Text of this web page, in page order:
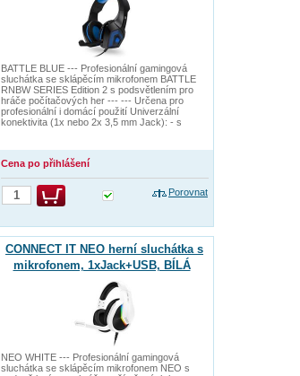
BATTLE BLUE --- Profesionální gamingová
sluchátka se sklápěcím mikrofonem BATTLE
RNBW SERIES Edition 2 s podsvětlením pro
hráče počítačových her --- --- Určena pro
profesionální i domácí použití Univerzální
konektivita (1x nebo 2x 3,5 mm Jack): - s
Cena po přihlášení
Porovnat
CONNECT IT NEO herní sluchátka s
mikrofonem, 1xJack+USB, BÍLÁ
NEO WHITE --- Profesionální gamingová
sluchátka se sklápěcím mikrofonem NEO s